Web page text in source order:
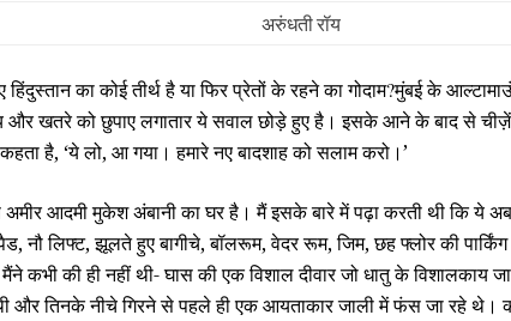
अरुंधती रॉय
हिंदुस्‍तान का कोई तीर्थ है या फिर प्रेतों के रहने का गोदाम?मुंबई के
और खतरे को छुपाए लगातार ये सवाल छोड़े हुए है। इसके आने के बाद से
है, ‘ये लो, आ गया। हमारे नए बादशाह को सलाम करो।’
आदमी मुकेश अंबानी का घर है। मैं इसके बारे में पढ़ा करती थी कि ये
नौ लिफ्ट, झूलते हुए बागीचे, बॉलरूम, वेदर रूम, जिम, छह फ्लोर की
मैंने कभी की ही नहीं थी- घास की एक विशाल दीवार जो धातु के
और तिनके नीचे गिरने से पहले ही एक आयताकार जाली में फंस जा रहे थे।